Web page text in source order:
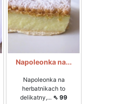
Napoleonka na...
Napoleonka na
herbatnikach to
delikatny,... ⇖ 99